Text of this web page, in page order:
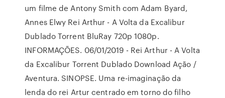
um filme de Antony Smith com Adam Byard,
Annes Elwy Rei Arthur - A Volta da Excalibur
Dublado Torrent BluRay 720p 1080p.
INFORMAÇÕES. 06/01/2019 - Rei Arthur - A Volta
da Excalibur Torrent Dublado Download Ação /
Aventura. SINOPSE. Uma re-imaginação da
lenda do rei Artur centrado em torno do filho